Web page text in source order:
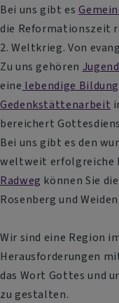
Bei uns gibt es
die Reformationszeit
2. Weltkrieg. Von
Zu uns gehören
eine lebendige
Gedenkstättenarbeit
bereichert
Bei uns gibt es den
weltweit erfolgreiche
Radweg können Sie
Rosenberg und
Wir sind eine Region
Herausforderungen
das Wort Gottes und
zu gestalten.